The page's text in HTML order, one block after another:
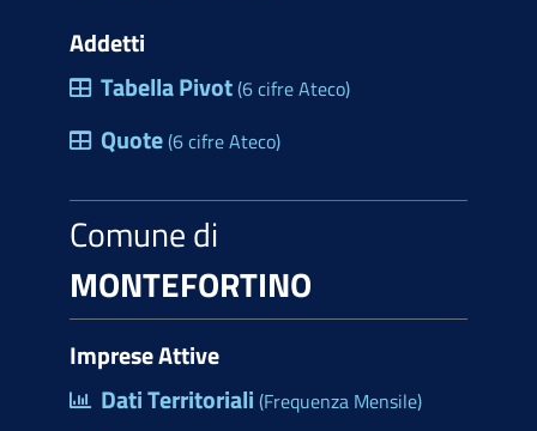
Addetti
Tabella Pivot(6 cifre Ateco)
Quote(6 cifre Ateco)
Comune di
MONTEFORTINO
Imprese Attive
Dati Territoriali (Frequenza Mensile)